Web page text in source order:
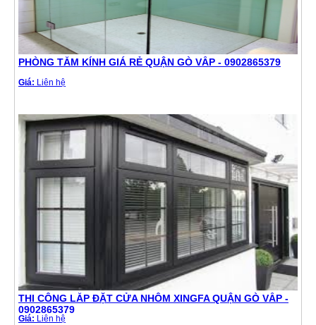
PHÒNG TẮM KÍNH GIÁ RẺ QUẬN GÒ VẤP - 0902865379
Giá: Liên hệ
THI CÔNG LẮP ĐẶT CỬA NHÔM XINGFA QUẬN GÒ VẤP -
0902865379
Giá: Liên hệ